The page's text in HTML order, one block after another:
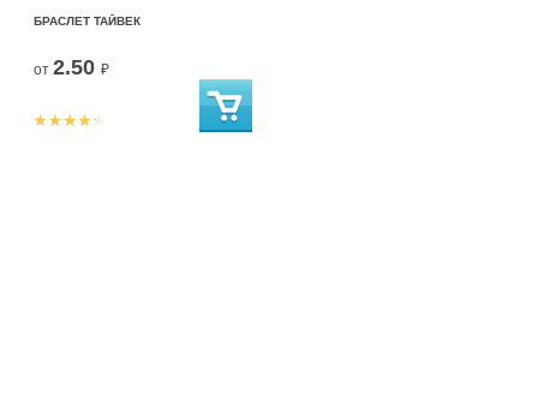
БРАСЛЕТ ТАЙВЕК
от 2.50 ₽